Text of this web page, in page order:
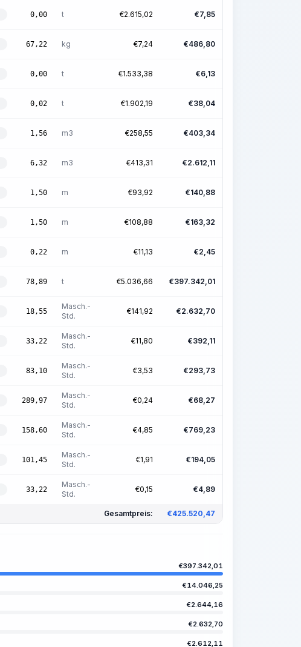
0,00 t €2.615,02 €7,85
67,22 kg €7,24 €486,80
0,00 t €1.533,38 €6,13
0,02 t €1.902,19 €38,04
1,56 m3 €258,55 €403,34
6,32 m3 €413,31 €2.612,11
1,50 m €93,92 €140,88
1,50 m €108,88 €163,32
0,22 m €11,13 €2,45
78,89 t €5.036,66 €397.342,01
18,55
Masch.-
Std.
€141,92 €2.632,70
33,22
Masch.-
Std.
€11,80 €392,11
83,10
Masch.-
Std.
€3,53 €293,73
289,97
Masch.-
Std.
€0,24 €68,27
158,60
Masch.-
Std.
€4,85 €769,23
101,45
Masch.-
Std.
€1,91 €194,05
33,22
Masch.-
Std.
€0,15 €4,89
Gesamtpreis: €425.520,47
€397.342,01
€14.046,25
€2.644,16
€2.632,70
€2.612,11